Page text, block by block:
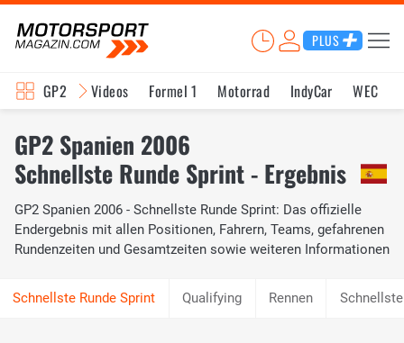
PLUS
GP2 Videos Formel 1 Motorrad IndyCar WEC
GP2 Spanien 2006
Schnellste Runde Sprint - Ergebnis
GP2 Spanien 2006 - Schnellste Runde Sprint: Das offizielle
Endergebnis mit allen Positionen, Fahrern, Teams, gefahrenen
Rundenzeiten und Gesamtzeiten sowie weiteren Informationen
Qualifying Rennen